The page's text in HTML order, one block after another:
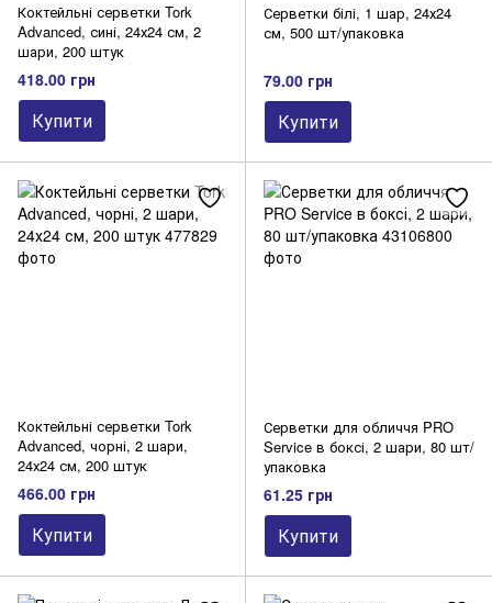
Коктейльні серветки Tork
Advanced, сині, 24х24 см, 2
шари, 200 штук
418.00 грн
Купити
Серветки білі, 1 шар, 24х24
см, 500 шт/упаковка
79.00 грн
Купити
Коктейльні серветки Tork
Advanced, чорні, 2 шари,
24х24 см, 200 штук
466.00 грн
Купити
Серветки для обличчя PRO
Service в боксі, 2 шари, 80 шт/
упаковка
61.25 грн
Купити